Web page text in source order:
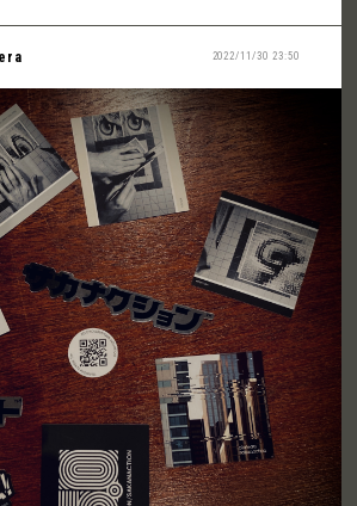
2022/11/30 23:50